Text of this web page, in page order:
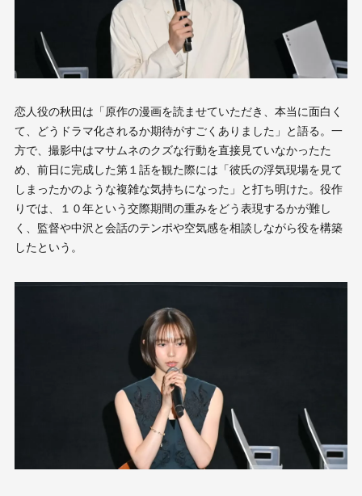
恋人役の秋田は「原作の漫画を読ませていただき、本当に面白く
て、どうドラマ化されるか期待がすごくありました」と語る。一
方で、撮影中はマサムネのクズな行動を直接見ていなかったた
め、前日に完成した第１話を観た際には「彼氏の浮気現場を見て
しまったかのような複雑な気持ちになった」と打ち明けた。役作
りでは、１０年という交際期間の重みをどう表現するかが難し
く、監督や中沢と会話のテンポや空気感を相談しながら役を構築
したという。